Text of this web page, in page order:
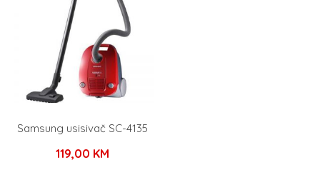
Samsung usisivač SC-4135
119,00 KM